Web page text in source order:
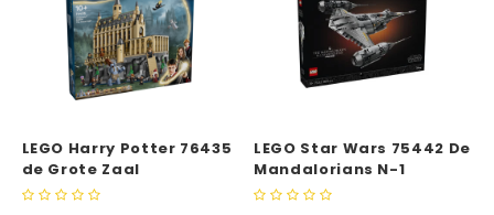
Creator 3 in 1
Creator Expert
LEGO Harry Potter 76435
de Grote Zaal
LEGO Star Wars 75442 De
Mandalorians N-1
Starfighter™